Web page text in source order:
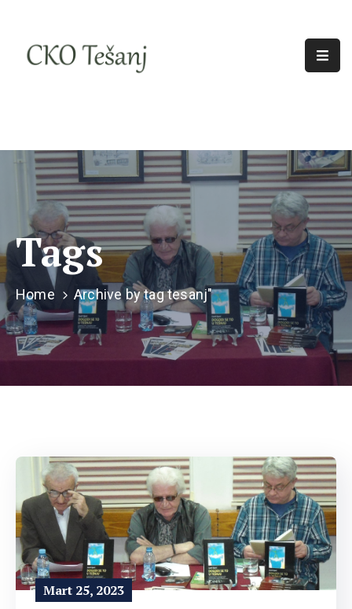
Djelatnosti
Aktuelno
Odjeci
Tags
Home Archive by tag tesanj"
Mart 25, 2023